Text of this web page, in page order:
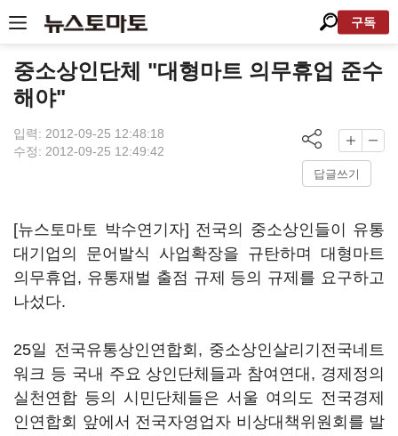
구독
중소상인단체 "대형마트 의무휴업 준수
해야"
입력: 2012-09-25 12:48:18
수정: 2012-09-25 12:49:42
답글쓰기
[뉴스토마토 박수연기자] 전국의 중소상인들이 유통
대기업의 문어발식 사업확장을 규탄하며 대형마트
의무휴업, 유통재벌 출점 규제 등의 규제를 요구하고
나섰다.
25일 전국유통상인연합회, 중소상인살리기전국네트
워크 등 국내 주요 상인단체들과 참여연대, 경제정의
실천연합 등의 시민단체들은 서울 여의도 전국경제
인연합회 앞에서 전국자영업자 비상대책위원회를 발